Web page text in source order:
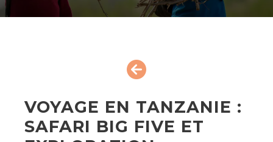
VOYAGE EN TANZANIE :
SAFARI BIG FIVE ET